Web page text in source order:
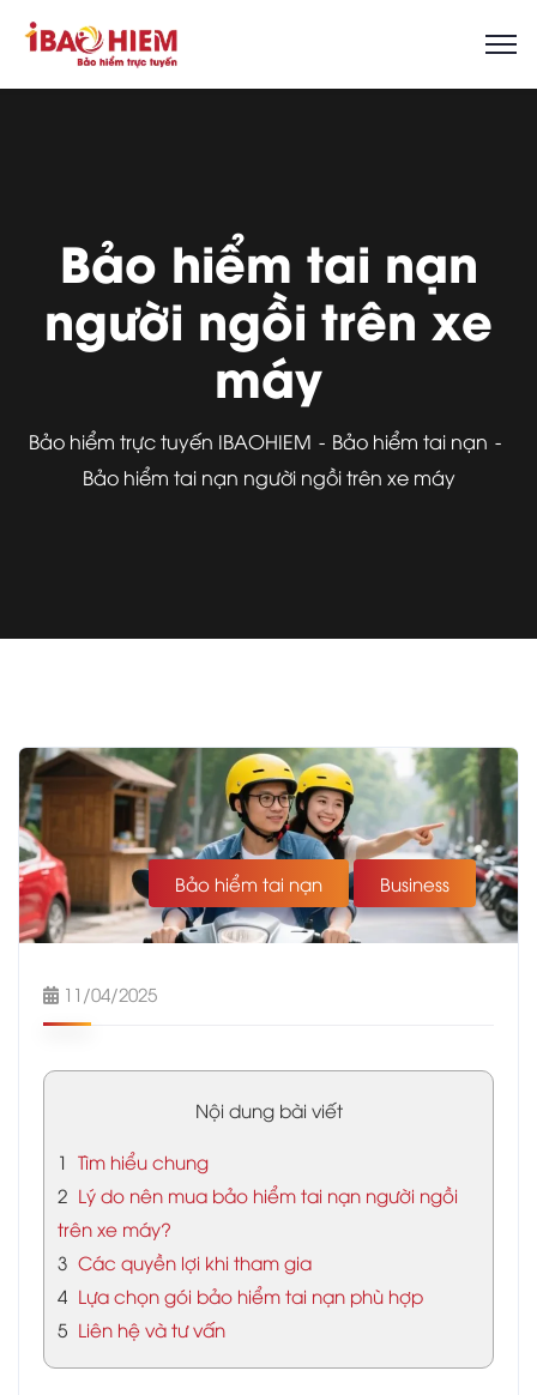
Bảo hiểm tai nạn
người ngồi trên xe
máy
Bảo hiểm trực tuyến IBAOHIEM
Bảo hiểm tai nạn
Bảo hiểm tai nạn người ngồi trên xe máy
Bảo hiểm tai nạn Business
11/04/2025
Nội dung bài viết
1 Tìm hiểu chung
2 Lý do nên mua bảo hiểm tai nạn người ngồi
trên xe máy?
3 Các quyền lợi khi tham gia
4 Lựa chọn gói bảo hiểm tai nạn phù hợp
5 Liên hệ và tư vấn